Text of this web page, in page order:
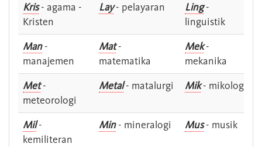
Kris- agama -
Kristen
Lay- pelayaran Ling-
linguistik
Man-
manajemen
Mat-
matematika
Mek-
mekanika
Met-
meteorologi
Metal- matalurgi Mik- mikologi
Mil-
kemiliteran
Min- mineralogi Mus- musik